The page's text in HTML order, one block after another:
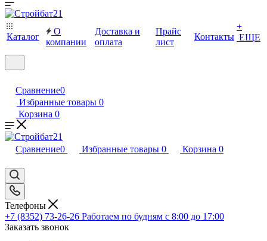
Каталог
О
компании
Доставка и
оплата
Прайс
лист
Контакты
+
ЕЩЕ
Сравнение0
Избранные товары 0
Корзина 0
Сравнение0 Избранные товары 0 Корзина 0
Телефоны
+7 (8352) 73-26-26 Работаем по будням с 8:00 до 17:00
Заказать звонок